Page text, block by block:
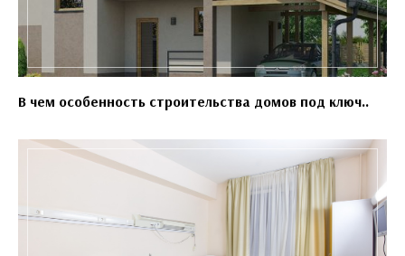
В чем особенность строительства домов под ключ..